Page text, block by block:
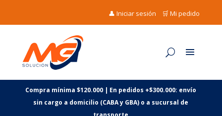
👤 Iniciar sesión 🛒 Mi pedido
Compra mínima $120.000 | En pedidos +$300.000: envío
sin cargo a domicilio (CABA y GBA) o a sucursal de